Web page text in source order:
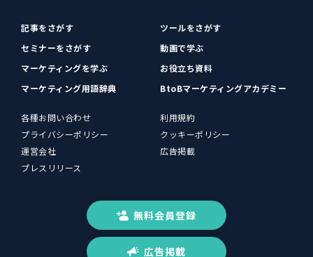
記事をさがす
ツールをさがす
セミナーをさがす
動画で学ぶ
マーケティングを学ぶ
お役立ち資料
マーケティング用語辞典
BtoBマーケティングアカデミー
各種お問い合わせ
利用規約
プライバシーポリシー
クッキーポリシー
運営会社
広告掲載
プレスリリース
無料会員登録
広告掲載